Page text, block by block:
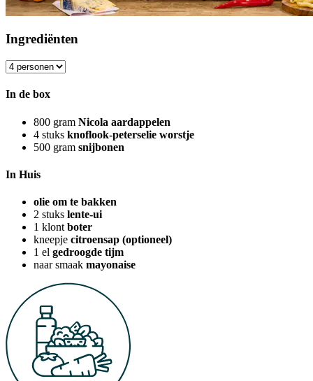
Ingrediënten
In de box
800 gram Nicola aardappelen
4 stuks knoflook-peterselie worstje
500 gram snijbonen
In Huis
olie om te bakken
2 stuks lente-ui
1 klont boter
kneepje citroensap (optioneel)
1 el gedroogde tijm
naar smaak mayonaise